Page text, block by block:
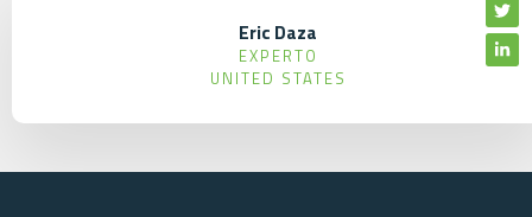
Eric Daza
EXPERTO
UNITED STATES